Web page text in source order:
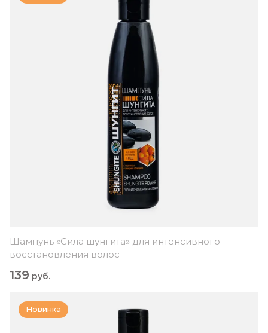
Шампунь «Сила шунгита» для интенсивного
восстановления волос
139 руб.
Новинка